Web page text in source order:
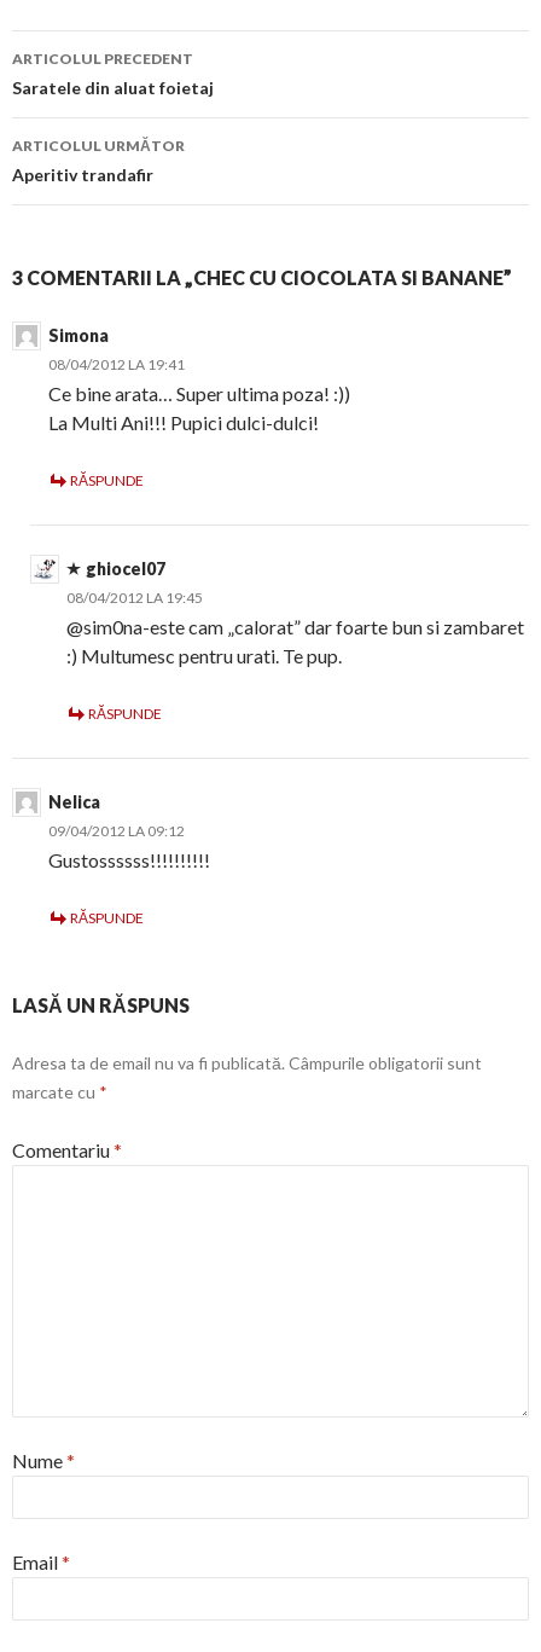
Navigare
în
articol
ARTICOLUL PRECEDENT
Saratele din aluat foietaj
ARTICOLUL URMĂTOR
Aperitiv trandafir
3 COMENTARII LA „CHEC CU CIOCOLATA SI BANANE”
Simona
08/04/2012 LA 19:41
Ce bine arata… Super ultima poza! :))
La Multi Ani!!! Pupici dulci-dulci!
RĂSPUNDE
ghiocel07
08/04/2012 LA 19:45
@sim0na-este cam „calorat” dar foarte bun si zambaret
:) Multumesc pentru urati. Te pup.
RĂSPUNDE
Nelica
09/04/2012 LA 09:12
Gustossssss!!!!!!!!!!
RĂSPUNDE
LASĂ UN RĂSPUNS
Adresa ta de email nu va fi publicată. Câmpurile obligatorii sunt
marcate cu *
Comentariu*
Nume*
Email*